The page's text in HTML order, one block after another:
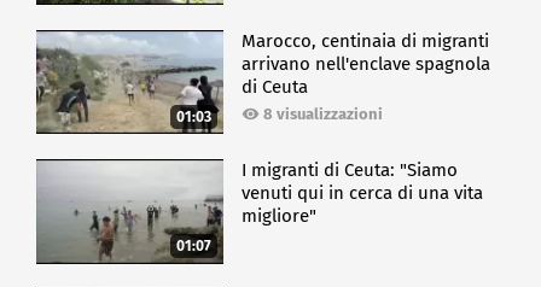
01:03
Marocco, centinaia di migranti
arrivano nell'enclave spagnola
di Ceuta
8 visualizzazioni
01:07
I migranti di Ceuta: "Siamo
venuti qui in cerca di una vita
migliore"